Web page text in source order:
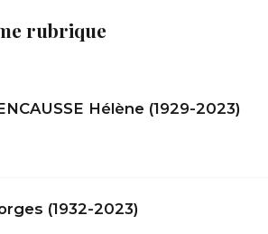
rubrique
Hélène (1929-2023)
(1932-2023)